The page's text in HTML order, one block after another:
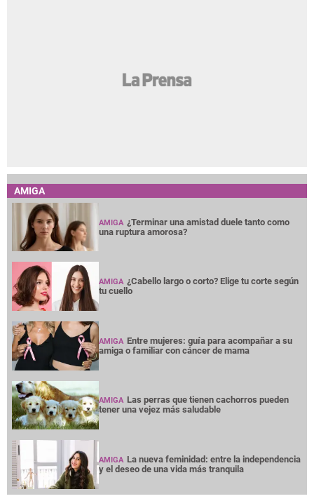
AMIGA
AMIGA ¿Terminar una amistad duele tanto como
una ruptura amorosa?
AMIGA ¿Cabello largo o corto? Elige tu corte según
tu cuello
AMIGA Entre mujeres: guía para acompañar a su
amiga o familiar con cáncer de mama
AMIGA Las perras que tienen cachorros pueden
tener una vejez más saludable
AMIGA La nueva feminidad: entre la independencia
y el deseo de una vida más tranquila